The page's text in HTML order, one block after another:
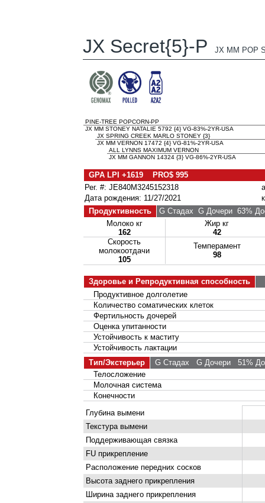
JX Secret{5}-P JX MM POP
PINE-TREE POPCORN-PP
JX MM STONEY NATALIE 5792 {4} VG-83%-2YR-USA
JX SPRING CREEK MARLO STONEY {3}
JX MM VERNON 17472 {4} VG-81%-2YR-USA
ALL LYNNS MAXIMUM VERNON
JX MM GANNON 14324 {3} VG-86%-2YR-USA
GPA LPI +1619 PRO$ 995
Рег. #: JE840M3245152318
Дата рождения: 11/27/2021
Продуктивность
G Стадах G Дочери 63%
Молоко кг
162
Жир кг
42
Скорость
молокоотдачи
105
Темперамент
98
Здоровье и Репродуктивная способность
Продуктивное долголетие
Количество соматических клеток
Фертильность дочерей
Оценка упитанности
Устойчивость к маститу
Устойчивость лактации
Тип/Экстерьер
G Стадах G Дочери 51%
Телосложение
Молочная система
Конечности
Глубина вымени
Текстура вымени
Поддерживающая связка
FU прикрепление
Расположение передних сосков
Высота заднего прикрепления
Ширина заднего прикрепления